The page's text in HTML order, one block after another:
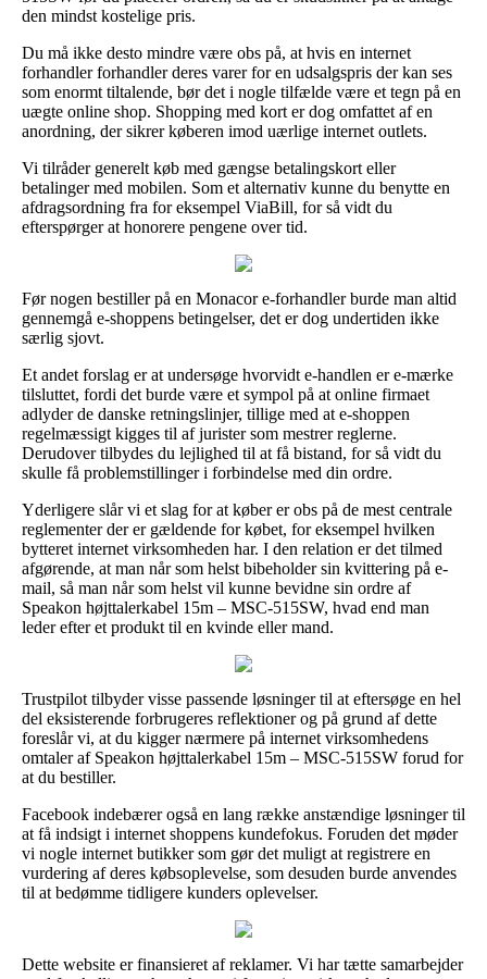
den mindst kostelige pris.
Du må ikke desto mindre være obs på, at hvis en internet
forhandler forhandler deres varer for en udsalgspris der kan ses
som enormt tiltalende, bør det i nogle tilfælde være et tegn på en
uægte online shop. Shopping med kort er dog omfattet af en
anordning, der sikrer køberen imod uærlige internet outlets.
Vi tilråder generelt køb med gængse betalingskort eller
betalinger med mobilen. Som et alternativ kunne du benytte en
afdragsordning fra for eksempel ViaBill, for så vidt du
efterspørger at honorere pengene over tid.
Før nogen bestiller på en Monacor e-forhandler burde man altid
gennemgå e-shoppens betingelser, det er dog undertiden ikke
særlig sjovt.
Et andet forslag er at undersøge hvorvidt e-handlen er e-mærke
tilsluttet, fordi det burde være et sympol på at online firmaet
adlyder de danske retningslinjer, tillige med at e-shoppen
regelmæssigt kigges til af jurister som mestrer reglerne.
Derudover tilbydes du lejlighed til at få bistand, for så vidt du
skulle få problemstillinger i forbindelse med din ordre.
Yderligere slår vi et slag for at køber er obs på de mest centrale
reglementer der er gældende for købet, for eksempel hvilken
bytteret internet virksomheden har. I den relation er det tilmed
afgørende, at man når som helst bibeholder sin kvittering på e-
mail, så man når som helst vil kunne bevidne sin ordre af
Speakon højttalerkabel 15m – MSC-515SW, hvad end man
leder efter et produkt til en kvinde eller mand.
Trustpilot tilbyder visse passende løsninger til at eftersøge en hel
del eksisterende forbrugeres reflektioner og på grund af dette
foreslår vi, at du kigger nærmere på internet virksomhedens
omtaler af Speakon højttalerkabel 15m – MSC-515SW forud for
at du bestiller.
Facebook indebærer også en lang række anstændige løsninger til
at få indsigt i internet shoppens kundefokus. Foruden det møder
vi nogle internet butikker som gør det muligt at registrere en
vurdering af deres købsoplevelse, som desuden burde anvendes
til at bedømme tidligere kunders oplevelser.
Dette website er finansieret af reklamer. Vi har tætte samarbejder